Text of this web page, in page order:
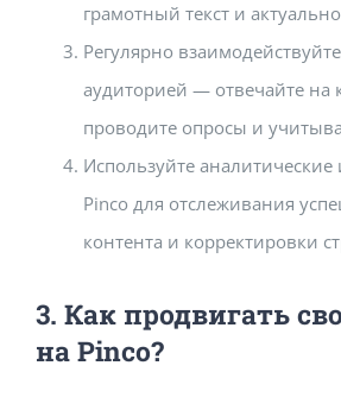
грамотный текст и
Регулярно
аудиторией — отвечайте на
проводите опросы и
Используйте
Pinco для отслеживания
контента и корректировки
3. Как продвигать
на Pinco?